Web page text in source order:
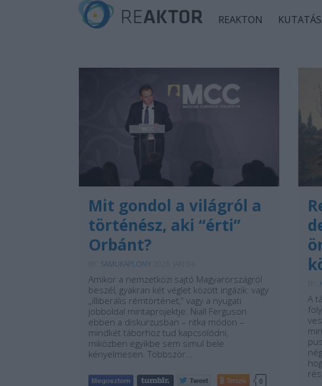
REAKTON
Mit gondol a világról a
történész, aki “érti”
Orbánt?
SAMUKAPLONY
Amikor a nemzetközi sajtó Magyarországról
beszél, gyakran két véglet között ingázik: vagy
„illiberális rémtörténet,” vagy a nyugati
jobboldal mintaprojektje. Niall Ferguson
ebben a diskurzusban – ritka módon –
mindkét táborhoz tud kapcsolódni,
miközben egyikbe sem simul bele
kényelmesen. Többször…
Tetszik 0
A